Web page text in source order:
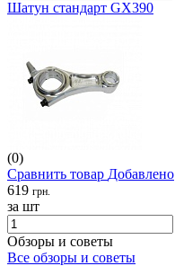
Шатун стандарт GX390
(0)
Сравнить товар Добавлено
619 грн.
за шт
Обзоры и советы
Все обзоры и советы